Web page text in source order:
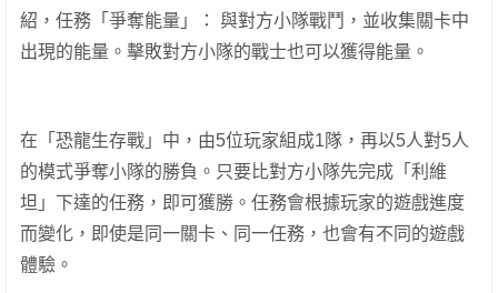
紹，任務「爭奪能量」： 與對方小隊戰鬥，並收集關卡中
出現的能量。擊敗對方小隊的戰士也可以獲得能量。
在「恐龍生存戰」中，由5位玩家組成1隊，再以5人對5人
的模式爭奪小隊的勝負。只要比對方小隊先完成「利維
坦」下達的任務，即可獲勝。任務會根據玩家的遊戲進度
而變化，即使是同一關卡、同一任務，也會有不同的遊戲
體驗。